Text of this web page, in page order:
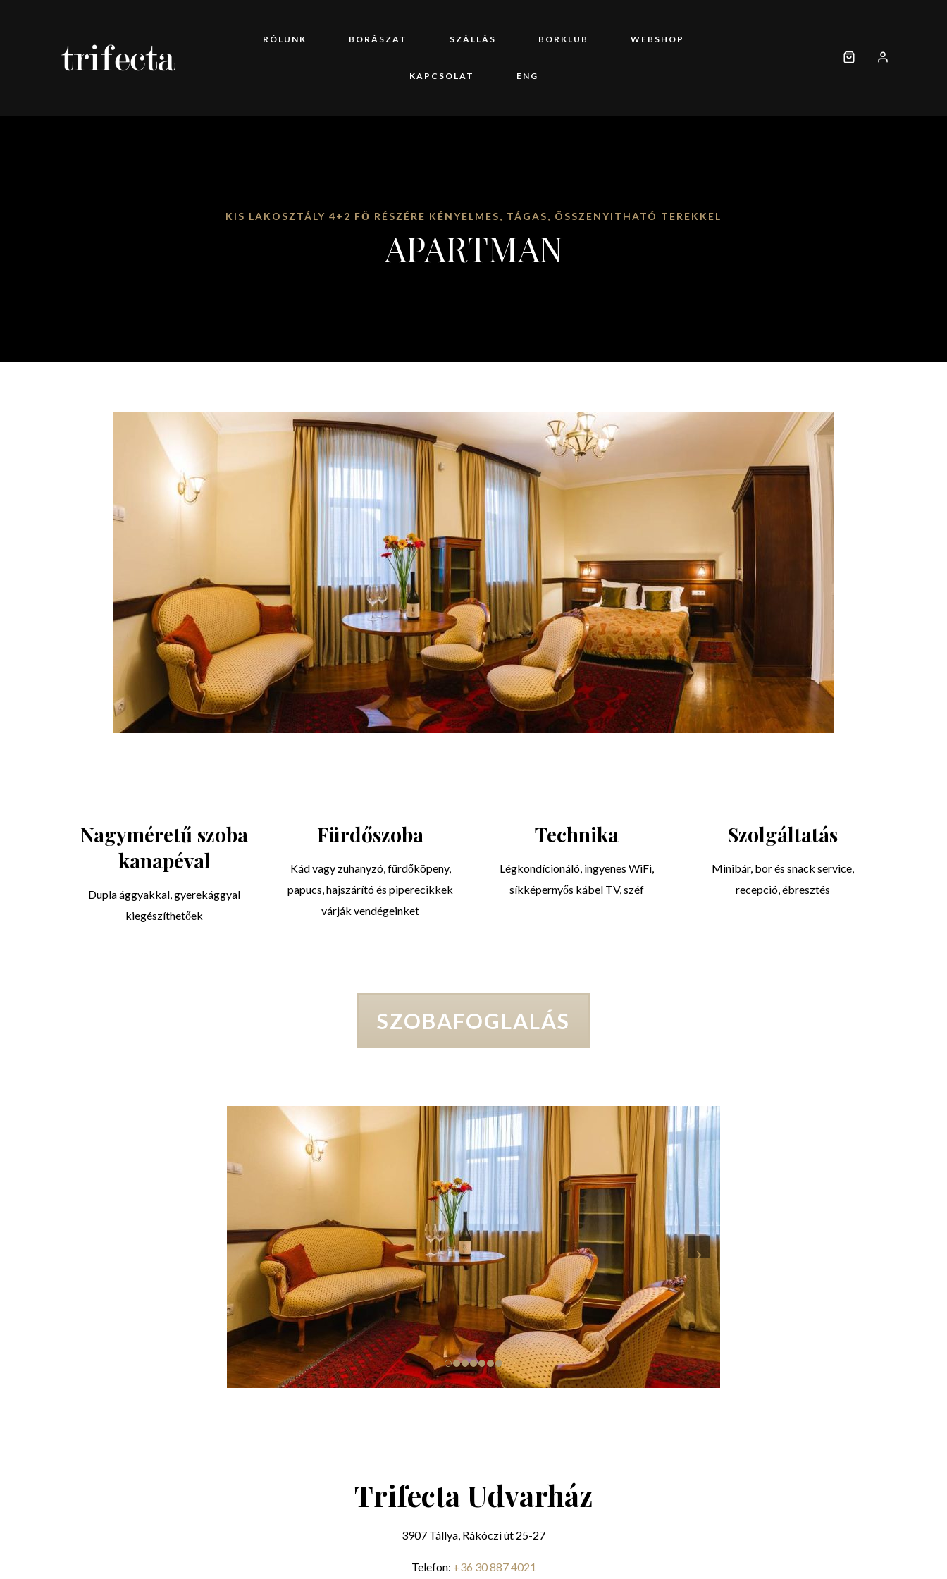
RÓLUNK BORÁSZAT SZÁLLÁS BORKLUB WEBSHOP
KAPCSOLAT ENG
KIS LAKOSZTÁLY 4+2 FŐ RÉSZÉRE KÉNYELMES, TÁGAS, ÖSSZENYITHATÓ TEREKKEL
APARTMAN
Nagyméretű szoba
kanapéval
Dupla ággyakkal, gyerekággyal
kiegészíthetőek
Fürdőszoba
Kád vagy zuhanyzó, fürdőköpeny,
papucs, hajszárító és piperecikkek
várják vendégeinket
Technika
Légkondícionáló, ingyenes WiFi,
síkképernyős kábel TV, széf
Szolgáltatás
Minibár, bor és snack service,
recepció, ébresztés
SZOBAFOGLALÁS
Trifecta Udvarház
3907 Tállya, Rákóczi út 25-27
Telefon: +36 30 887 4021